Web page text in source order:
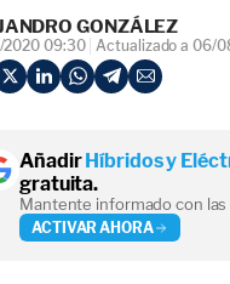
GONZÁLEZ
2020 09:30 Actualizado a 06/
AñadirHíbridos y
gratuita.
Mantente informado con las
ACTIVAR AHORA